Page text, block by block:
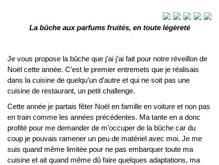
La bûche aux parfums fruités, en toute légèreté
Je vous propose la bûche que j’ai j’ai fait pour notre réveillon de
Noël cette année. C’est le premier entremets que je réalisais
dans la cuisine de quelqu’un d’autre et qui ne soit pas une
cuisine de restaurant, un petit challenge.
Cette année je partais fêter Noël en famille en voiture et non pas
en train comme les années précédentes. Ma tante en a donc
profité pour me demander de m’occuper de la bûche car du
coup je pouvais ramener un peu de matériel avec moi. Je me
suis quand même limitée pour ne pas embarquer toute ma
cuisine et ait quand même dû faire quelques adaptations, ma